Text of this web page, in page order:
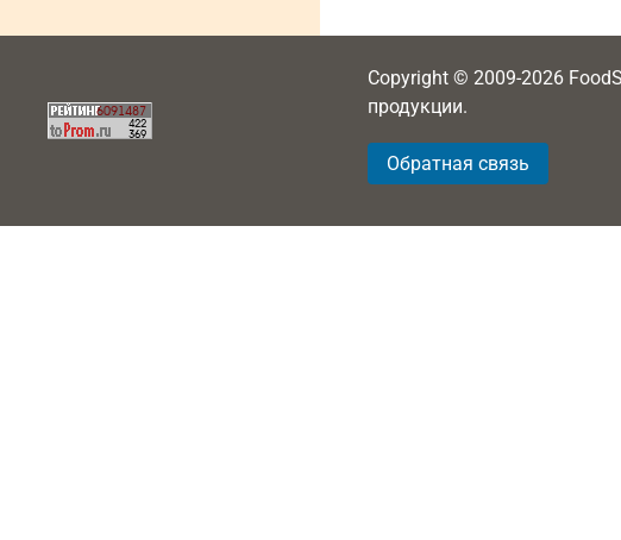
Copyright © 2009-2026
продукции.
Обратная связь